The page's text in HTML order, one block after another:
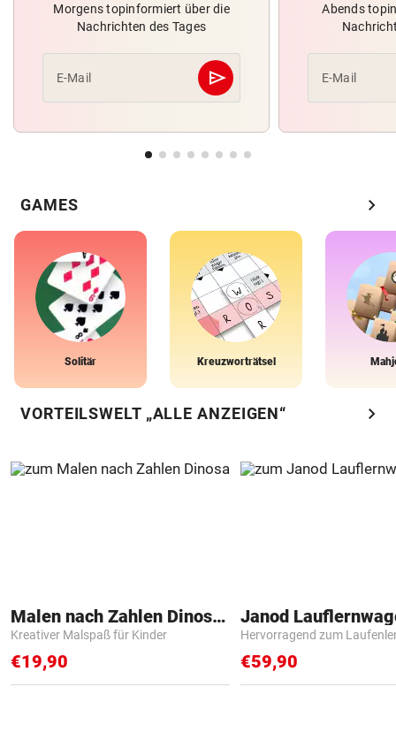
Morgens topinformiert über die
Nachrichten des Tages
E-Mail send
Abschicken
Abends
E-Mail
GAMES chevron_right
Solitär Kreuzworträtsel
VORTEILSWELT „ALLE ANZEIGEN“ chevron_right
Malen nach Zahlen Dinosaurier
Kreativer Malspaß für Kinder
€19,90
Janod
Hervorragend zum
€59,90